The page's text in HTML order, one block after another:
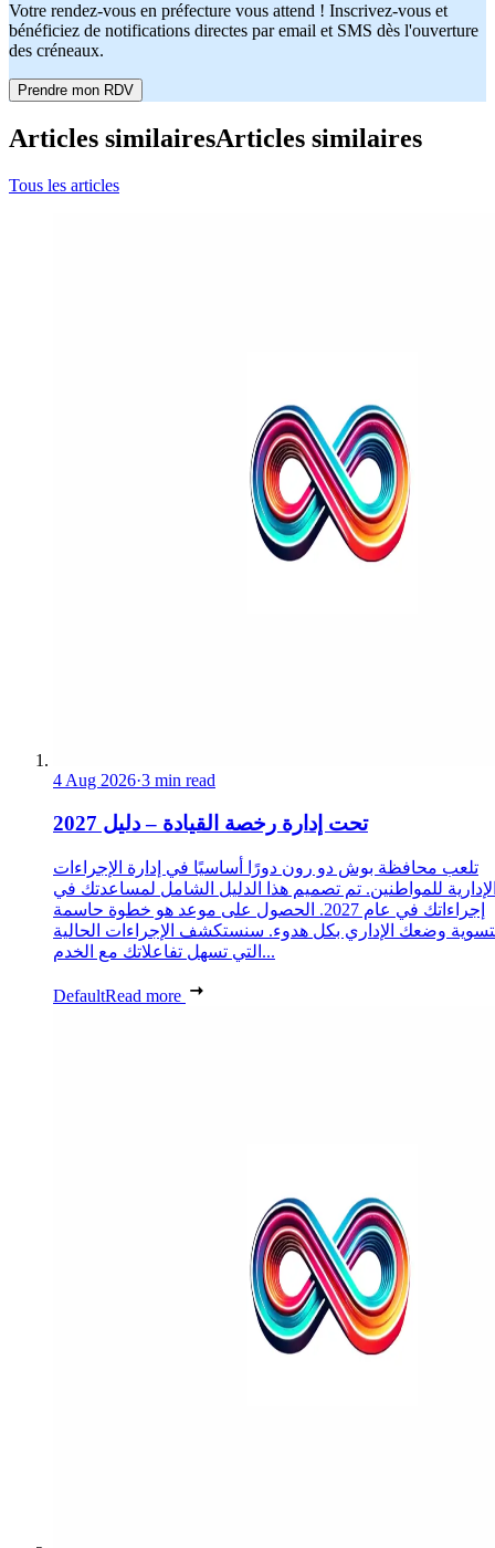
Votre rendez-vous en préfecture vous attend ! Inscrivez-vous et
bénéficiez de notifications directes par email et SMS dès l'ouverture
des créneaux.
Prendre mon RDV
Articles similairesArticles similaires
Tous les articles
4 Aug 2026·3 min read
تحت إدارة رخصة القيادة – دليل 2027
تلعب محافظة بوش دو رون دورًا أساسيًا في إدارة الإجراءات
للمواطنين. تم تصميم هذا الدليل الشامل لمساعدتك في
إجراءاتك في عام 2027. الحصول على موعد هو خطوة حاسمة
وضعك الإداري بكل هدوء. سنستكشف الإجراءات الحالية
التي تسهل تفاعلاتك مع الخدم...
DefaultRead more